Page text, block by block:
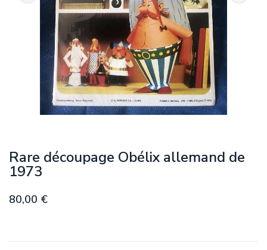
Rare découpage Obélix allemand de
1973
80,00 €